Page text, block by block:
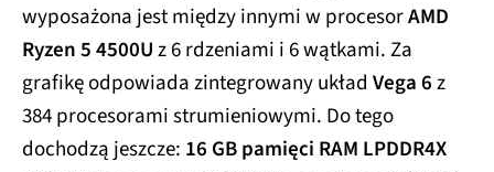
wyposażona jest między innymi w procesorAMD
Ryzen 5 4500Uz 6 rdzeniami i 6 wątkami. Za
grafikę odpowiada zintegrowany układ Vega 6z
384 procesorami strumieniowymi. Do tego
dochodzą jeszcze: 16 GB pamięci RAM LPDDR4X